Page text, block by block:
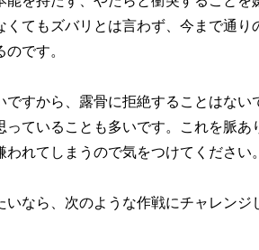
てもズバリとは言わず、今まで通り
です。
すから、露骨に拒絶することはない
ていることも多いです。これを脈あ
れてしまうので気をつけてください。
なら、次のような作戦にチャレンジ